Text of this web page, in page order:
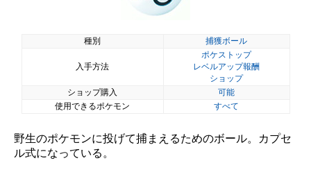
種別 捕獲ボール
入手方法
ポケストップ
レベルアップ報酬
ショップ
ショップ購入
可能
使用できるポケモン
すべて
野生のポケモンに投げて捕まえるためのボール。カプセ
ル式になっている。